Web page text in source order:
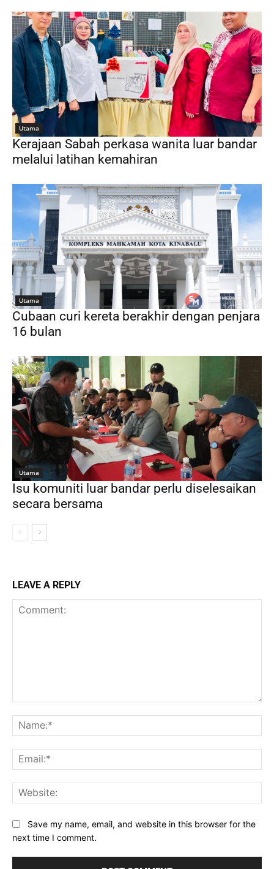
Utama
Kerajaan Sabah perkasa wanita luar bandar
melalui latihan kemahiran
Utama
Cubaan curi kereta berakhir dengan penjara
16 bulan
Utama
Isu komuniti luar bandar perlu diselesaikan
secara bersama
LEAVE A REPLY
Save my name, email, and website in this browser for the
next time I comment.